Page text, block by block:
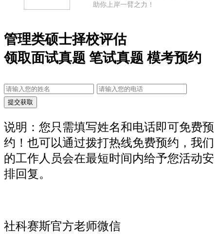
助你上岸一臂之力！
管理类硕士择校评估
领取面试真题 笔试真题 模考预约
说明：您只需填写姓名和电话即可免费预
约！也可以通过拨打热线免费预约，我们
的工作人员会在最短时间内给予您活动安
排回复。
社科赛斯官方老师微信